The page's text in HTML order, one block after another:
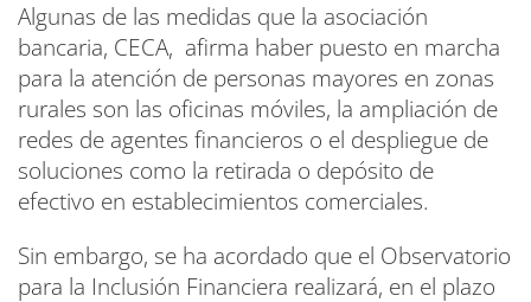
Algunas de las medidas que la asociación
bancaria, CECA, afirma haber puesto en marcha
para la atención de personas mayores en zonas
rurales son las oficinas móviles, la ampliación de
redes de agentes financieros o el despliegue de
soluciones como la retirada o depósito de
efectivo en establecimientos comerciales.
Sin embargo, se ha acordado que el Observatorio
para la Inclusión Financiera realizará, en el plazo